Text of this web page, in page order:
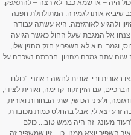
היה – או שמא כבר לא רצה – להתאפק,
שיביא אותו לגמירה. המתולתלת חפנה
ולהגיע לאורגזמה. היא עשתה עבודה
אל המגבת שעל החול כאשר הגיעה
וגמר. הוא לא השפריץ חזק מהזין שלו,
שזה עתה גמרה מהזיון. חברתה נשכבה על
באורית ובי. אורית לחשה באוזני: "כולם
עם הזין זקור קדימה, ואורית לצידי,
ולעיני הכושי, שתי הבחורות ואורית,
זרע יצא לי, אבל בהחלט כמות מכובדת,
מעונג. זה היה ממש טוב... כולם
השפיך יוצא ממנו. כן... זין שמשפיך זה